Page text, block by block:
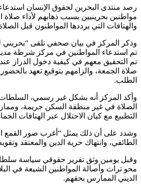
مواطنين بحرينيين بسبب ذهابهم لأداء صلاة
والهتافات التي يرددها المواطنون قبل
وذكر المركز في بيان صحفي تلقى “بحريني
تم استدعاء المواطنين في مركز شرطة
تم التحقيق معهم في كيفية دخول الدراز
صلاة الجمعة، والزامهم بتوقيع تعهد
الطلب.
وأكد المركز أنه بشكل غير رسمي، السلطات
الصلاة في غير منطقة السكن جريمة،
التطبيع مع كيان الاحتلال عبر الهتافات
وشدد على أن ذلك يمثل “أغرب صور القمع
الطائفي، وانتهاك حرية الدين والمعتقد
وقبل يومين وثق تقرير حقوقي سياسة
محو تراث وأصالة المواطنين الشيعة في
الديني الممارس بحقهم.